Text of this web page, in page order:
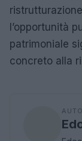
l’opportunità
patrimoniale
concreto alla